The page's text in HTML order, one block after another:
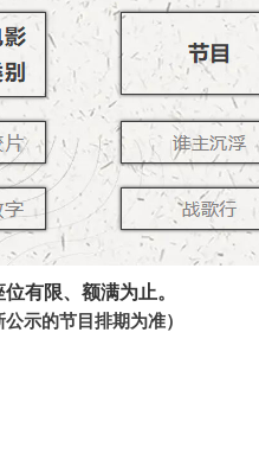
位有限、额满为止。
示的节目排期为准）